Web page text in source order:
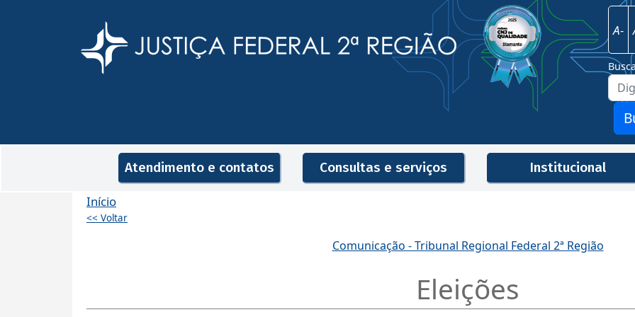
Justiça Federal - 2ª Região
Imagem
A-
Navegação principal
Atendimento e contatos Consultas e serviços Institucional
Início
<< Voltar
Comunicação - Tribunal Regional Federal 2ª Região
Eleições